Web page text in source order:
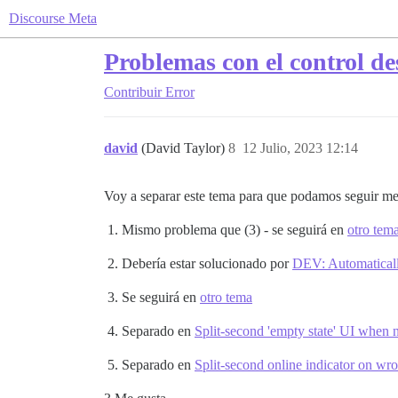
Discourse Meta
Problemas con el control
Contribuir Error
david (David Taylor) 12 Julio, 2023 12:14
8
Voy a separar este tema para que podamos seguir
Mismo problema que (3) - se seguirá en otro
Debería estar solucionado porDEV:
Se seguirá en otro tema
Separado en Split-second 'empty state' UI when
Separado en Split-second online indicator on